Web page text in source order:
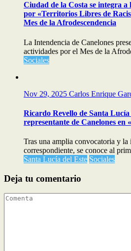
Ciudad de la Costa se integra a
por «Territorios Libres de
Mes de la Afrodescendencia
La Intendencia de Canelones
actividades por el Mes de la
Sociales
Nov 29, 2025 Carlos Enrique
Ricardo Revello de Santa Lucía
representante de Canelones en
Tras una amplia convocatoria y la
correspondiente, se conoce al
Santa Lucía del Este Sociales
Deja tu comentario